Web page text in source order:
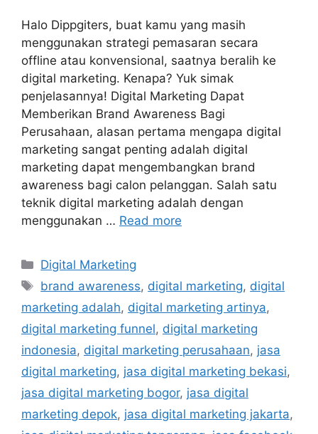
Halo Dippgiters, buat kamu yang masih
menggunakan strategi pemasaran secara
offline atau konvensional, saatnya beralih ke
digital marketing. Kenapa? Yuk simak
penjelasannya! Digital Marketing Dapat
Memberikan Brand Awareness Bagi
Perusahaan, alasan pertama mengapa digital
marketing sangat penting adalah digital
marketing dapat mengembangkan brand
awareness bagi calon pelanggan. Salah satu
teknik digital marketing adalah dengan
menggunakan … Read more
Digital Marketing
brand awareness, digital marketing, digital
marketing adalah, digital marketing artinya,
digital marketing funnel, digital marketing
indonesia, digital marketing perusahaan, jasa
digital marketing, jasa digital marketing bekasi,
jasa digital marketing bogor, jasa digital
marketing depok, jasa digital marketing jakarta,